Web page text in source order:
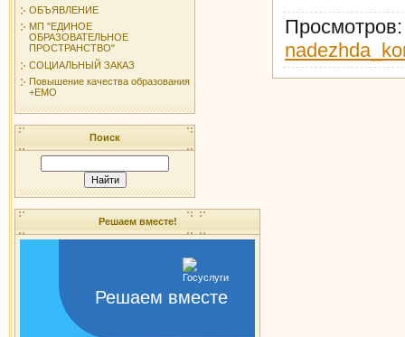
ОБЪЯВЛЕНИЕ
МП "ЕДИНОЕ
ОБРАЗОВАТЕЛЬНОЕ
ПРОСТРАНСТВО"
СОЦИАЛЬНЫЙ ЗАКАЗ
Повышение качества образования
+ЕМО
Поиск
Решаем вместе!
Решаем вместе
Просмотров